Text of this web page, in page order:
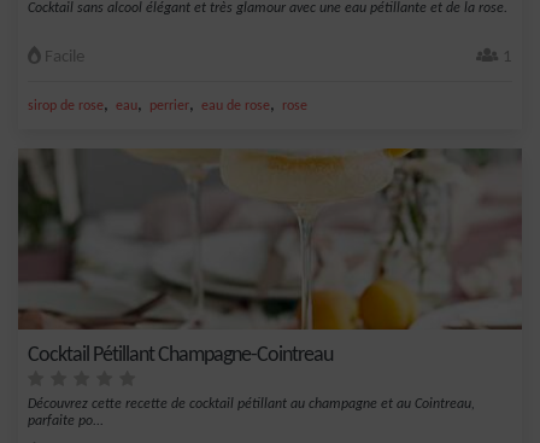
Cocktail sans alcool élégant et très glamour avec une eau pétillante et de la rose.
Facile 1
sirop de rose, eau, perrier, eau de rose, rose
Cocktail Pétillant Champagne-Cointreau
Découvrez cette recette de cocktail pétillant au champagne et au Cointreau,
parfaite po...